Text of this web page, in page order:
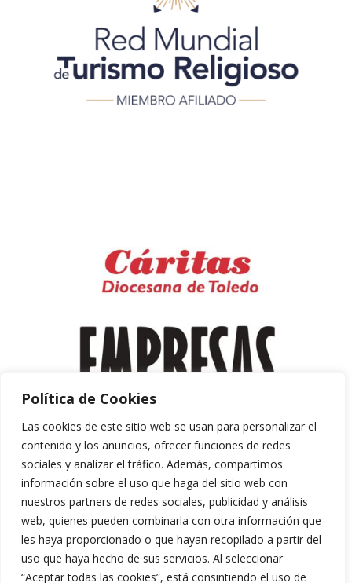
Política de Cookies
Las cookies de este sitio web se usan para personalizar el
contenido y los anuncios, ofrecer funciones de redes
sociales y analizar el tráfico. Además, compartimos
información sobre el uso que haga del sitio web con
nuestros partners de redes sociales, publicidad y análisis
web, quienes pueden combinarla con otra información que
les haya proporcionado o que hayan recopilado a partir del
uso que haya hecho de sus servicios. Al seleccionar
“Aceptar todas las cookies”, está consintiendo el uso de